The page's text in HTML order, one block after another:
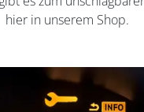
hier in unserem Shop.